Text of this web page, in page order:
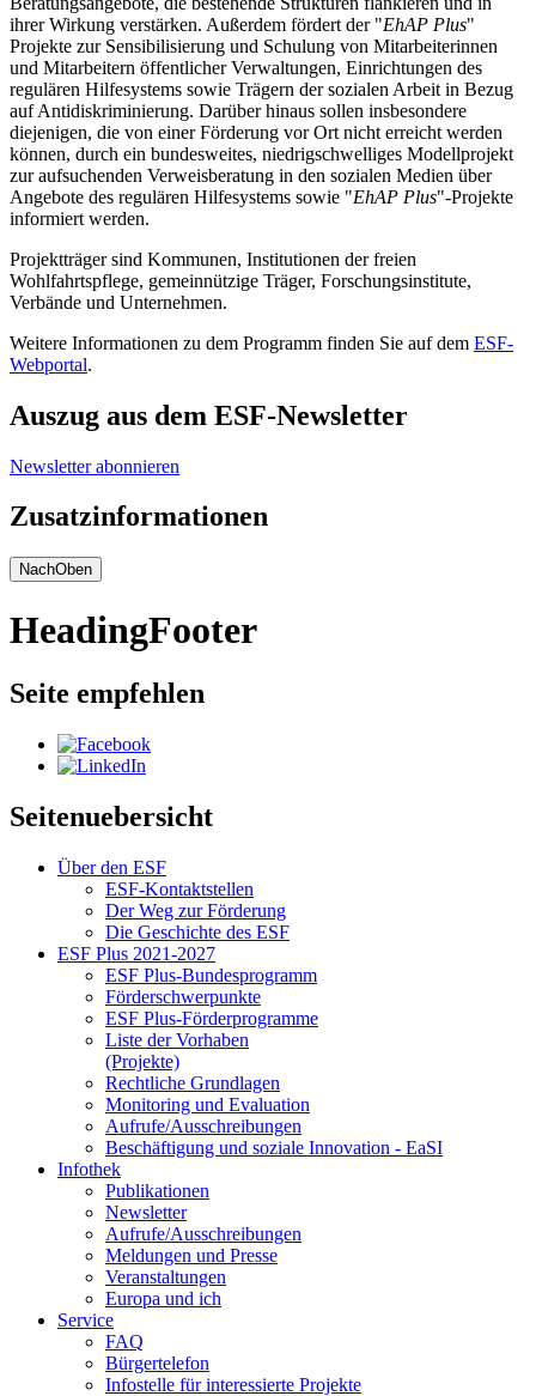
ihrer Wirkung verstärken. Außerdem fördert der "EhAP Plus"
Projekte zur Sensibilisierung und Schulung von Mitarbeiterinnen
und Mitarbeitern öffentlicher Verwaltungen, Einrichtungen des
regulären Hilfesystems sowie Trägern der sozialen Arbeit in Bezug
auf Antidiskriminierung. Darüber hinaus sollen insbesondere
diejenigen, die von einer Förderung vor Ort nicht erreicht werden
können, durch ein bundesweites, niedrigschwelliges Modellprojekt
zur aufsuchenden Verweisberatung in den sozialen Medien über
Angebote des regulären Hilfesystems sowie "EhAP Plus"-Projekte
informiert werden.
Projektträger sind Kommunen, Institutionen der freien
Wohlfahrtspflege, gemeinnützige Träger, Forschungsinstitute,
Verbände und Unternehmen.
Weitere Informationen zu dem Programm finden Sie auf dem ESF-
Webportal.
Auszug aus dem ESF-Newsletter
Newsletter abonnieren
Zusatzinformationen
NachOben
HeadingFooter
Seite empfehlen
Seitenuebersicht
Über den ESF
ESF-Kon­takt­stel­len
Der Weg zur För­de­rung
Die Ge­schich­te des ESF
ESF Plus 2021-2027
ESF Plus-Bun­des­pro­gramm
För­der­schwer­punk­te
ESF Plus-För­der­pro­gram­me
Lis­te der Vor­ha­ben
(Pro­jek­te)
Recht­li­che Grund­la­gen
Mo­ni­to­ring und Eva­lua­ti­on
Auf­ru­fe/Aus­schrei­bun­gen
Be­schäf­ti­gung und so­zia­le In­no­va­ti­on - Ea­SI
In­fo­thek
Pu­bli­ka­tio­nen
Newslet­ter
Auf­ru­fe/Aus­schrei­bun­gen
Mel­dun­gen und Pres­se
Ver­an­stal­tun­gen
Eu­ro­pa und ich
Ser­vice
FAQ
Bür­ger­te­le­fon
In­fo­stel­le für in­ter­es­sier­te Pro­jek­te